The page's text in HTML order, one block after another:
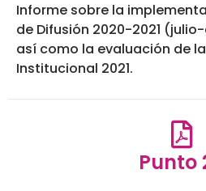
Informe sobre la
de Difusión 2020-2021
así como la evaluación de
Institucional 2021.
Punto